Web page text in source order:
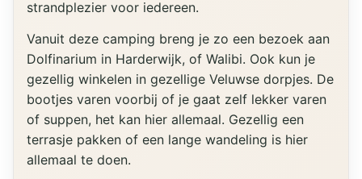
strandplezier voor iedereen.
Vanuit deze camping breng je zo een bezoek aan
Dolfinarium in Harderwijk, of Walibi. Ook kun je
gezellig winkelen in gezellige Veluwse dorpjes. De
bootjes varen voorbij of je gaat zelf lekker varen
of suppen, het kan hier allemaal. Gezellig een
terrasje pakken of een lange wandeling is hier
allemaal te doen.